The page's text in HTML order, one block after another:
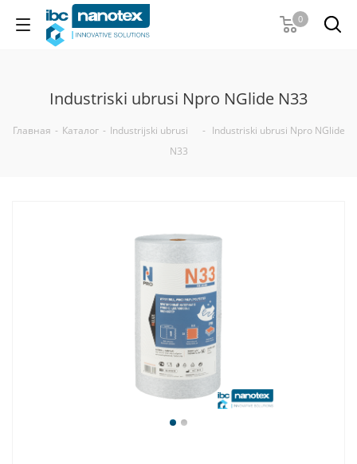
0
Industriski ubrusi Npro NGlide N33
Главная - Каталог - Industrijski ubrusi - Industriski ubrusi Npro NGlide
N33